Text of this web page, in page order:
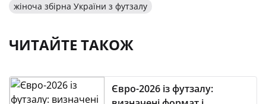
жіноча збірна України з футзалу
ЧИТАЙТЕ ТАКОЖ
Євро-2026 із футзалу: